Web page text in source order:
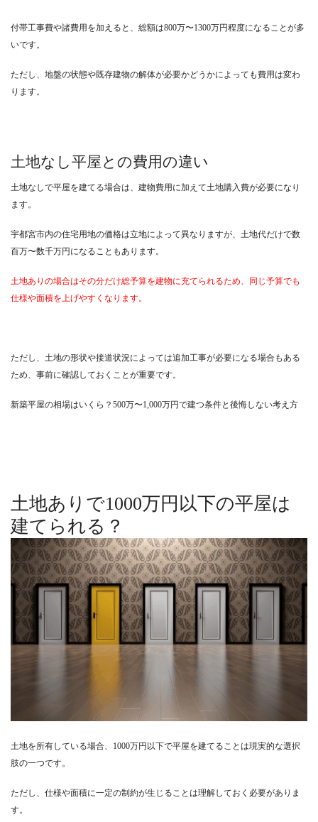
付帯工事費や諸費用を加えると、総額は800万〜1300万円程度になることが多
いです。
ただし、地盤の状態や既存建物の解体が必要かどうかによっても費用は変わ
ります。
土地なし平屋との費用の違い
土地なしで平屋を建てる場合は、建物費用に加えて土地購入費が必要になり
ます。
宇都宮市内の住宅用地の価格は立地によって異なりますが、土地代だけで数
百万〜数千万円になることもあります。
土地ありの場合はその分だけ総予算を建物に充てられるため、同じ予算でも
仕様や面積を上げやすくなります。
ただし、土地の形状や接道状況によっては追加工事が必要になる場合もある
ため、事前に確認しておくことが重要です。
新築平屋の相場はいくら？500万〜1,000万円で建つ条件と後悔しない考え方
土地ありで1000万円以下の平屋は
建てられる？
土地を所有している場合、1000万円以下で平屋を建てることは現実的な選択
肢の一つです。
ただし、仕様や面積に一定の制約が生じることは理解しておく必要がありま
す。